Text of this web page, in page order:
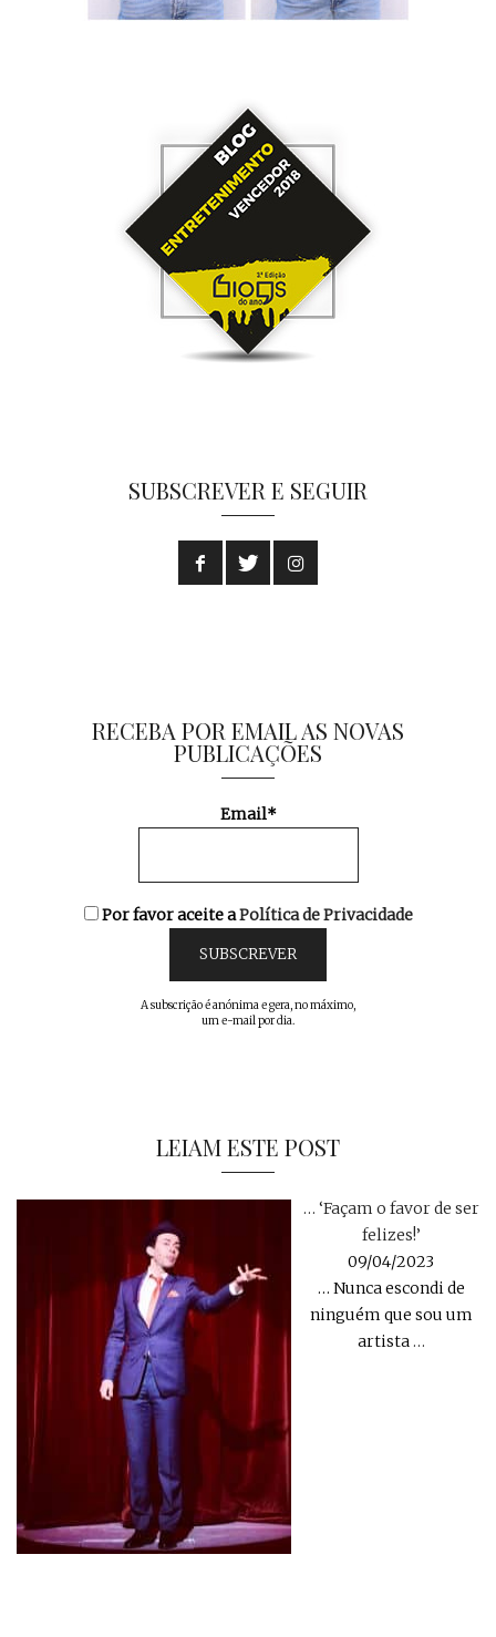
SUBSCREVER E SEGUIR
RECEBA POR EMAIL AS NOVAS
PUBLICAÇÕES
Email*
Por favor aceite aPolítica de Privacidade
A subscrição é anónima e gera, no máximo,
um e-mail por dia.
LEIAM ESTE POST
… ‘Façam o favor de ser
felizes!’
09/04/2023
… Nunca escondi de
ninguém que sou um
artista…